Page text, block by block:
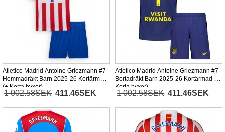
Atletico Madrid Antoine Griezmann #7
Hemmadräkt Barn 2025-26 Kortärmad
(+ Korta byxor)
1 002.58SEK 411.46SEK
Atletico Madrid Antoine Griezmann #7
Bortadräkt Barn 2025-26 Kortärmad (+
Korta byxor)
1 002.58SEK 411.46SEK